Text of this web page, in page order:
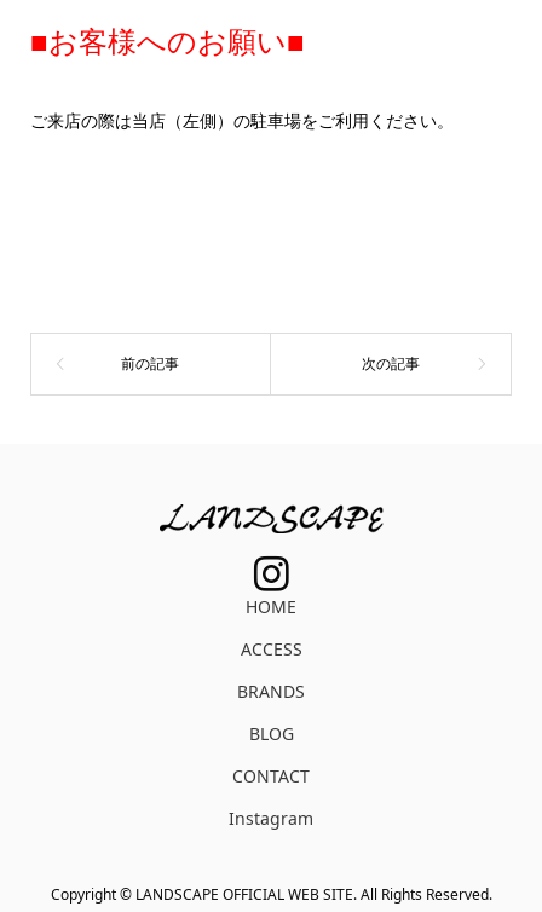
■お客様へのお願い■
ご来店の際は当店（左側）の駐車場をご利用ください。
HOME
ACCESS
BRANDS
BLOG
CONTACT
Instagram
Copyright ©LANDSCAPE OFFICIAL WEB SITE. All Rights Reserved.